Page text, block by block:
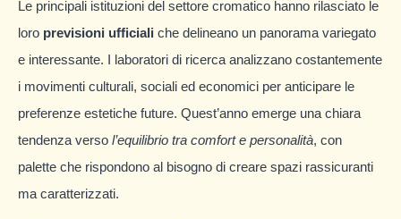
Le principali istituzioni del settore cromatico hanno rilasciato le
loro previsioni ufficiali che delineano un panorama variegato
e interessante. I laboratori di ricerca analizzano costantemente
i movimenti culturali, sociali ed economici per anticipare le
preferenze estetiche future. Quest’anno emerge una chiara
tendenza verso l’equilibrio tra comfort e personalità, con
palette che rispondono al bisogno di creare spazi rassicuranti
ma caratterizzati.